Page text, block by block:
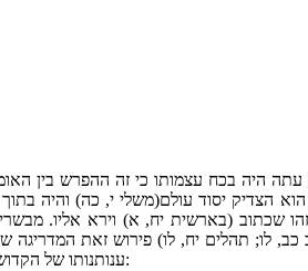
היה בכח עצמותו כי זה ההפרש בין
הצדיק יסוד עולם(משלי י, כה) והיה
(בארשית יח, א) וירא אליו. מבשרי
לו; תהלים יח, לו) פירוש זאת
ענותנותו של הקדוש ברוךהוא כי באמת הכל שלו ועל כל זה חפץ שיזכו בני ישראל בכח מעשיהם: